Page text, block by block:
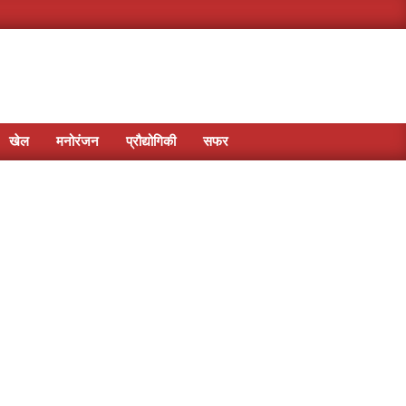
खेल मनोरंजन प्रौद्योगिकी सफर